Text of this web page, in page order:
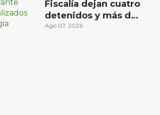
Fiscalía dejan cuatro
detenidos y más de
mil dosis
Ago 07, 2026